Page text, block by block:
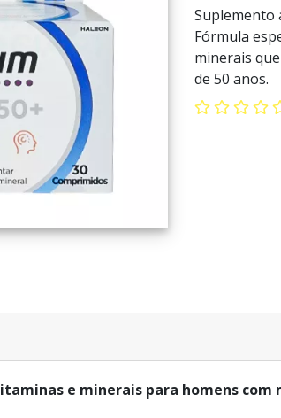
Suplemento
Fórmula
minerais
de 50 anos.
e minerais para homens com